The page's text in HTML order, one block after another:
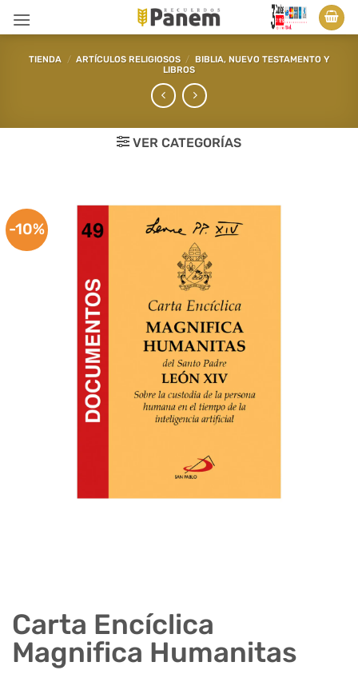
TIENDA / ARTÍCULOS RELIGIOSOS / BIBLIA, NUEVO TESTAMENTO Y
LIBROS
VER CATEGORÍAS
-10%
Carta Encíclica
Magnifica Humanitas